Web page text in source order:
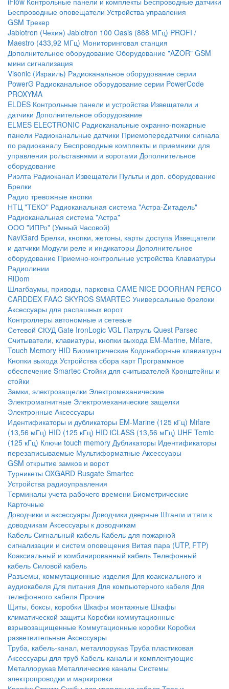
Беспроводные оповещатели Устройства управления
GSM Трекер
Jablotron (Чехия) Jablotron 100 Oasis (868 МГц) PROFI /
Maestro (433,92 МГц) Мониторинговая станция
Дополнительное оборудование Оборудование "AZOR" GSM
мини сигнализация
Visonic (Израиль) Радиоканальное оборудование серии
PowerG Радиоканальное оборудование серии PowerCode
PROXYMA
ELDES Контрольные панели и устройства Извещатели и
датчики Дополнительное оборудование
ELMES ELECTRONIC Радиоканальные охранно-пожарные
панели Радиоканальные датчики Приемопередатчики сигнала
по радиоканалу Беспроводные комплекты и приемники для
управления рольставнями и воротами Дополнительное
оборудование
Риэлта Радиоканал Извещатели Пульты и доп. оборудование
Брелки
Радио тревожные кнопки
НТЦ "ТЕКО" Радиоканальная система "Астра-Zитадель"
Радиоканальная система "Астра"
ООО "ИПРо" (Умный Часовой)
NaviGard Брелки, кнопки, жетоны, карты доступа Извещатели
и датчики Модули реле и индикаторы Дополнительное
оборудование Приемно-контрольные устройства Клавиатуры
Радиолинии
RiDom
Шлагбаумы, приводы, парковка CAME NICE DOORHAN PERCO
CARDDEX FAAC SKYROS SMARTEC Универсальные брелоки
Аксессуары для распашных ворот
Контроллеры автономные и сетевые
Сетевой СКУД Gate IronLogic VGL Патруль Quest Parsec
Считыватели, клавиатуры, кнопки выхода EM-Marine, Mifare,
Touch Memory HID Биометрические Кодонаборные клавиатуры
Кнопки выхода Устройства сбора карт Программное
обеспечение Smartec Стойки для считывателей Кронштейны и
стойки
Замки, электрозащелки Электромеханические
Электромагнитные Электромеханические защелки
Электронные Аксессуары
Идентификаторы и дубликаторы EM-Marine (125 кГц) Mifare
(13,56 мГц) HID (125 кГц) HID iCLASS (13,56 мГц) UHF Temic
(125 кГц) Ключи touch memory Дубликаторы Идентификаторы
перезаписываемые Мультиформатные Аксессуары
GSM открытие замков и ворот
Турникеты OXGARD Rusgate Smartec
Устройства радиоуправления
Терминалы учета рабочего времени Биометрические
Карточные
Доводчики и аксессуары Доводчики дверные Штанги и тяги к
доводчикам Аксессуары к доводчикам
Кабель Сигнальный кабель Кабель для пожарной
сигнализации и систем оповещения Витая пара (UTP, FTP)
Коаксиальный и комбинированный кабель Телефонный
кабель Силовой кабель
Разъемы, коммутационные изделия Для коаксиального и
аудиокабеля Для питания Для компьютерного кабеля Для
телефонного кабеля Прочие
Щиты, боксы, коробки Шкафы монтажные Шкафы
климатической защиты Коробки коммутационные
взрывозащищенные Коммутационные коробки Коробки
разветвительные Аксессуары
Труба, кабель-канал, металлорукав Труба пластиковая
Аксессуары для труб Кабель-каналы и комплектующие
Металлорукав Металлические каналы Системы
электропроводки и маркировки